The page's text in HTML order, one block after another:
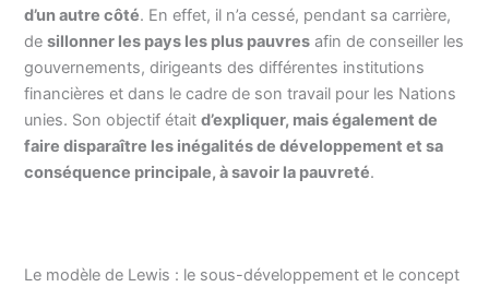
d’un autre côté. En effet, il n’a cessé, pendant sa carrière,
desillonner les pays les plus pauvres afin de conseiller les
gouvernements, dirigeants des différentes institutions
financières et dans le cadre de son travail pour les Nations
unies. Son objectif étaitd’expliquer, mais également de
faire disparaître les inégalités de développement et sa
conséquence principale, à savoir la pauvreté.
Le modèle de Lewis : le sous-développement et le concept